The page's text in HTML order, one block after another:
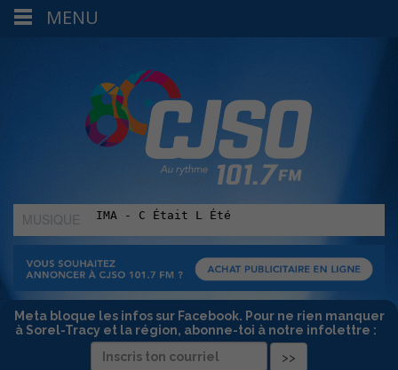
MUSIQUE
:
Meta bloque les infos sur Facebook. Pour ne rien manquer
à Sorel-Tracy et la région, abonne-toi à notre infolettre :
MENU